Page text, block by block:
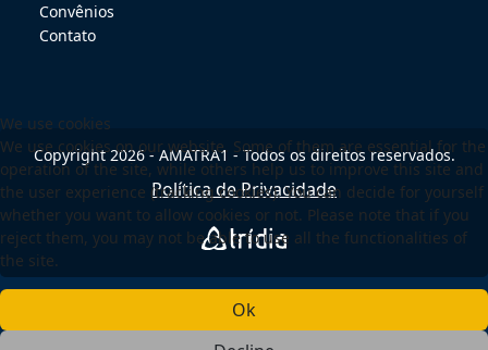
Convênios
Contato
Copyright 2026 - AMATRA1 - Todos os direitos reservados.
Política de Privacidade
We use cookies
We use cookies on our website. Some of them are essential for the
operation of the site, while others help us to improve this site and
the user experience (tracking cookies). You can decide for yourself
whether you want to allow cookies or not. Please note that if you
reject them, you may not be able to use all the functionalities of
the site.
Ok